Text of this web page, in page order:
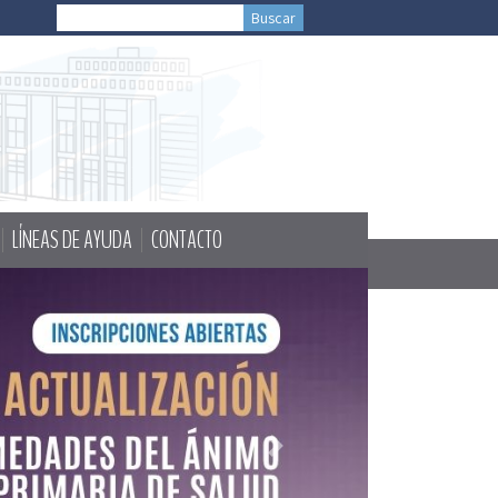
LÍNEAS DE AYUDA CONTACTO
Next